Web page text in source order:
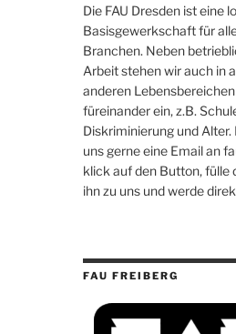
Die FAU Dresden ist eine
Basisgewerkschaft für
Branchen. Neben
Arbeit stehen wir auch in
anderen Lebensbereichen
füreinander ein, z.B.
Diskriminierung und
uns gerne eine Email an
klick auf den Button, fülle
ihn zu uns und werde
FAU FREIBERG